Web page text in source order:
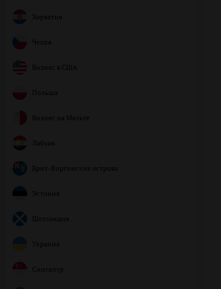
Хорватия
Чехия
Бизнес в США
Польша
Бизнес на Мальте
Лабуан
Брит-Виргинские острова
Эстония
Шотландия
Украина
Сингапур